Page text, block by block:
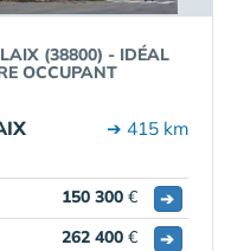
(38800) - IDÉAL
OCCUPANT
➔ 415 km
150 300 €
➔
262 400 € ➔